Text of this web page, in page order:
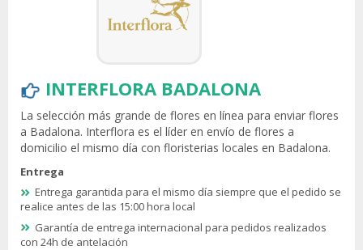
INTERFLORA BADALONA
La selección más grande de flores en línea para enviar flores
a Badalona. Interflora es el líder en envío de flores a
domicilio el mismo día con floristerias locales en Badalona.
Entrega
Entrega garantida para el mismo día siempre que el pedido se
realice antes de las 15:00 hora local
Garantía de entrega internacional para pedidos realizados
con 24h de antelación